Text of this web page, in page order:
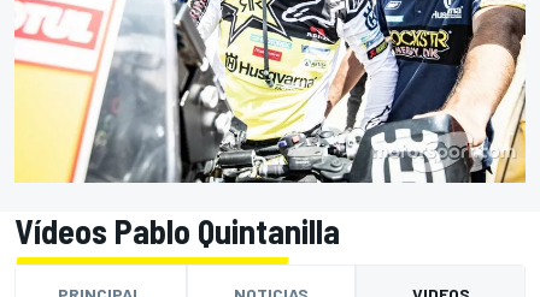
Vídeos Pablo Quintanilla